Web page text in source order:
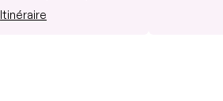
Itinéraire